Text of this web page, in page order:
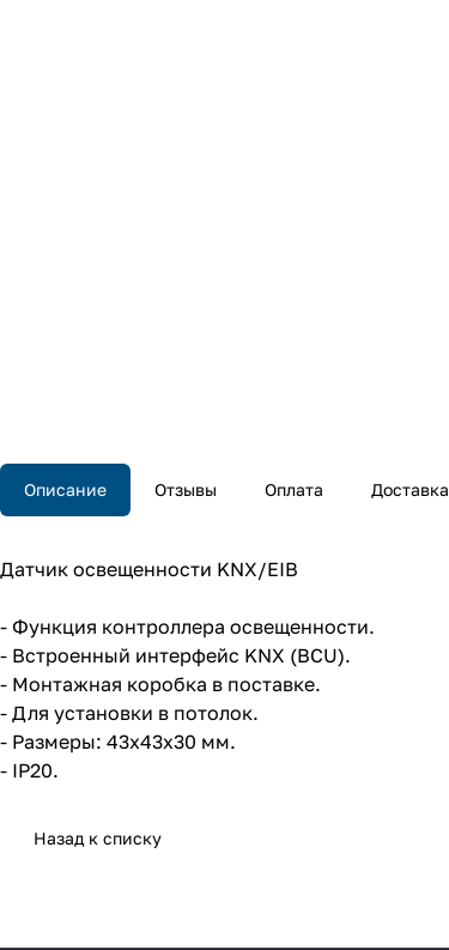
Описание Отзывы Оплата Доставка
Датчик освещенности KNX/EIB
- Функция контроллера освещенности.
- Встроенный интерфейс KNX (BCU).
- Монтажная коробка в поставке.
- Для установки в потолок.
- Размеры: 43x43x30 мм.
- IP20.
Назад к списку